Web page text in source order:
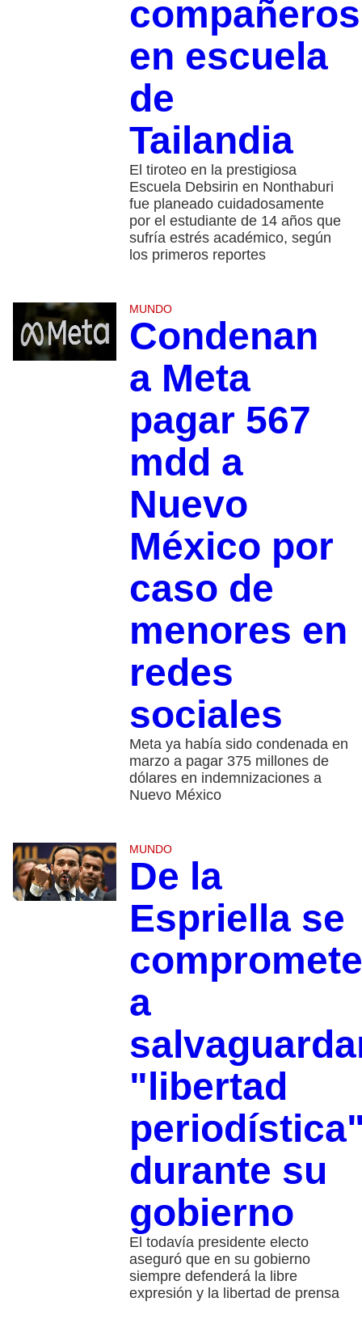
compañeros
en escuela
de
Tailandia
El tiroteo en la prestigiosa
Escuela Debsirin en Nonthaburi
fue planeado cuidadosamente
por el estudiante de 14 años que
sufría estrés académico, según
los primeros reportes
MUNDO
Condenan
a Meta
pagar 567
mdd a
Nuevo
México por
caso de
menores en
redes
sociales
Meta ya había sido condenada en
marzo a pagar 375 millones de
dólares en indemnizaciones a
Nuevo México
MUNDO
De la
Espriella se
compromete
a
"libertad
durante su
gobierno
El todavía presidente electo
aseguró que en su gobierno
siempre defenderá la libre
expresión y la libertad de prensa